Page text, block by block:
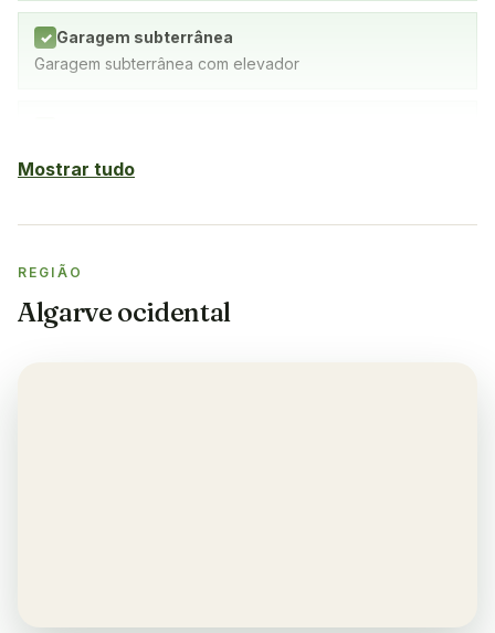
✓ Garagem subterrânea
Garagem subterrânea com elevador
SPA com piscina coberta, ginásio e sauna
Mostrar tudo
REGIÃO
Algarve ocidental